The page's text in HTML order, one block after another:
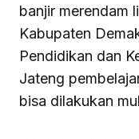
banjir merendam
Kabupaten
Pendidikan dan
Jateng
bisa dilakukan